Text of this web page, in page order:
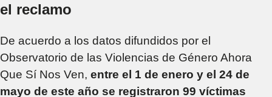
el reclamo
De acuerdo a los datos difundidos por el
Observatorio de las Violencias de Género Ahora
Que Sí Nos Ven, entre el 1 de enero y el 24 de
mayo de este año se registraron 99 víctimas